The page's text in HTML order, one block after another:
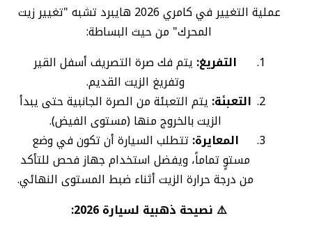
عملية التغيير في كامري 2026 هايبرد تشبه "تغيير زيت
المحرك" من حيث البساطة:
التفريغ: يتم فك صرة التصريف أسفل القير
وتفريغ الزيت القديم.
التعبئة: يتم التعبئة من الصرة الجانبية حتى يبدأ
الزيت بالخروج منها (مستوى الفيض).
المعايرة: تتطلب السيارة أن تكون في وضع
مستوٍ تماماً، ويفضل استخدام جهاز فحص للتأكد
من درجة حرارة الزيت أثناء ضبط المستوى النهائي.
⚠️ نصيحة ذهبية لسيارة 2026: